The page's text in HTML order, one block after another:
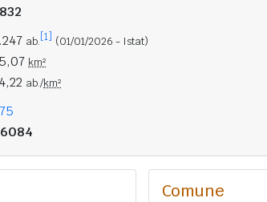
ab. [1] (01/01/2026 - Istat)
km²
ab./km²
Comune